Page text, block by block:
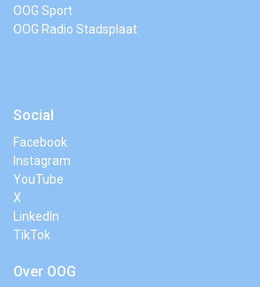
OOG Sport
OOG Radio Stadsplaat
Social
Facebook
Instagram
YouTube
X
LinkedIn
TikTok
Over OOG